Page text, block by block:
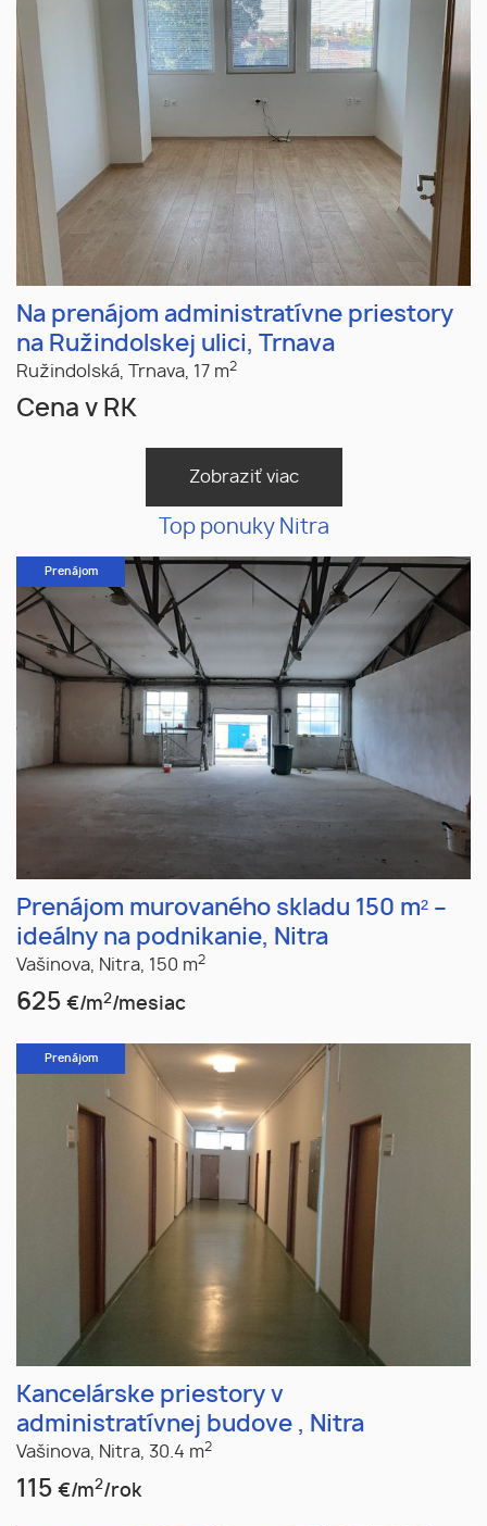
Na prenájom administratívne priestory
na Ružindolskej ulici, Trnava
Ružindolská, Trnava, 17 m2
Cena v RK
Zobraziť viac
Top ponuky Nitra
Prenájom
Prenájom murovaného skladu 150 m² –
ideálny na podnikanie, Nitra
Vašinova, Nitra, 150 m2
625 €/m2/mesiac
Prenájom
Kancelárske priestory v
administratívnej budove , Nitra
Vašinova, Nitra, 30.4 m2
115 €/m2/rok